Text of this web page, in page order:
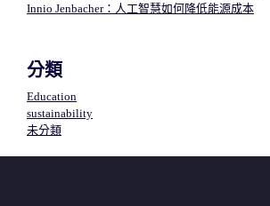
Innio Jenbacher：人工智慧如何降低能源成本
分類
Education
sustainability
未分類